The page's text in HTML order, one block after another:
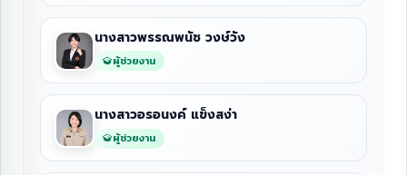
นางสาวพรรณพนัช วงษ์วัง
ผู้ช่วยงาน
นางสาวอรอนงค์ แข็งสง่า
ผู้ช่วยงาน